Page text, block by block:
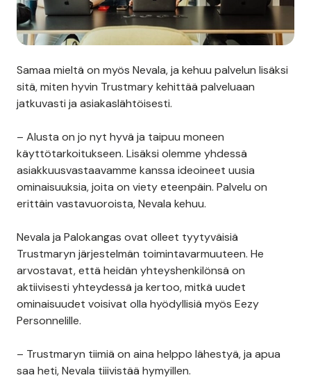
Samaa mieltä on myös Nevala, ja kehuu palvelun lisäksi
sitä, miten hyvin Trustmary kehittää palveluaan
jatkuvasti ja asiakaslähtöisesti.
– Alusta on jo nyt hyvä ja taipuu moneen
käyttötarkoitukseen. Lisäksi olemme yhdessä
asiakkuusvastaavamme kanssa ideoineet uusia
ominaisuuksia, joita on viety eteenpäin. Palvelu on
erittäin vastavuoroista, Nevala kehuu.
Nevala ja Palokangas ovat olleet tyytyväisiä
Trustmaryn järjestelmän toimintavarmuuteen. He
arvostavat, että heidän yhteyshenkilönsä on
aktiivisesti yhteydessä ja kertoo, mitkä uudet
ominaisuudet voisivat olla hyödyllisiä myös Eezy
Personnelille.
– Trustmaryn tiimiä on aina helppo lähestyä, ja apua
saa heti, Nevala tiiivistää hymyillen.